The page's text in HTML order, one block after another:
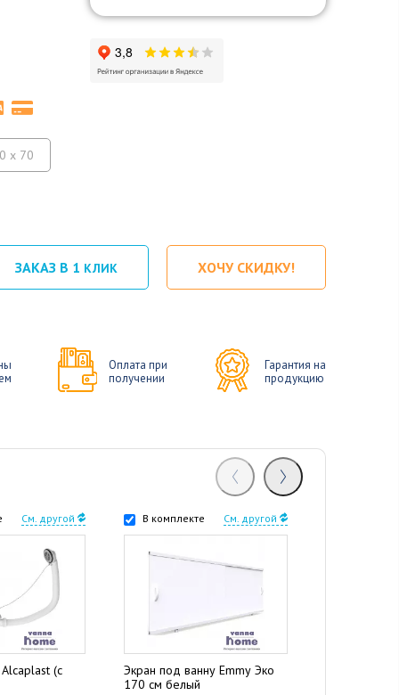
x 70
ЗАКАЗ В 1 КЛИК ХОЧУ СКИДКУ!
Оплата при
получении
Гарантия на
продукцию
См. другой
(с
В комплекте См. другой
Экран под ванну Emmy Эко
170 см белый